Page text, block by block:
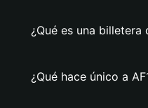
¿Qué es una billetera
¿Qué hace único a